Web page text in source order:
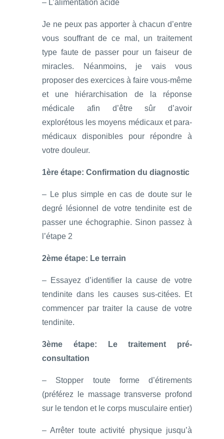
– L’alimentation acide
Je ne peux pas apporter à chacun d’entre
vous souffrant de ce mal, un traitement
type faute de passer pour un faiseur de
miracles. Néanmoins, je vais vous
proposer des exercices à faire vous-même
et une hiérarchisation de la réponse
médicale afin d’être sûr d’avoir
explorétous les moyens médicaux et para-
médicaux disponibles pour répondre à
votre douleur.
1ère étape: Confirmation du diagnostic
– Le plus simple en cas de doute sur le
degré lésionnel de votre tendinite est de
passer une échographie. Sinon passez à
l’étape 2
2ème étape: Le terrain
– Essayez d’identifier la cause de votre
tendinite dans les causes sus-citées. Et
commencer par traiter la cause de votre
tendinite.
3ème étape: Le traitement pré-
consultation
– Stopper toute forme d’étirements
(préférez le massage transverse profond
sur le tendon et le corps musculaire entier)
– Arrêter toute activité physique jusqu’à